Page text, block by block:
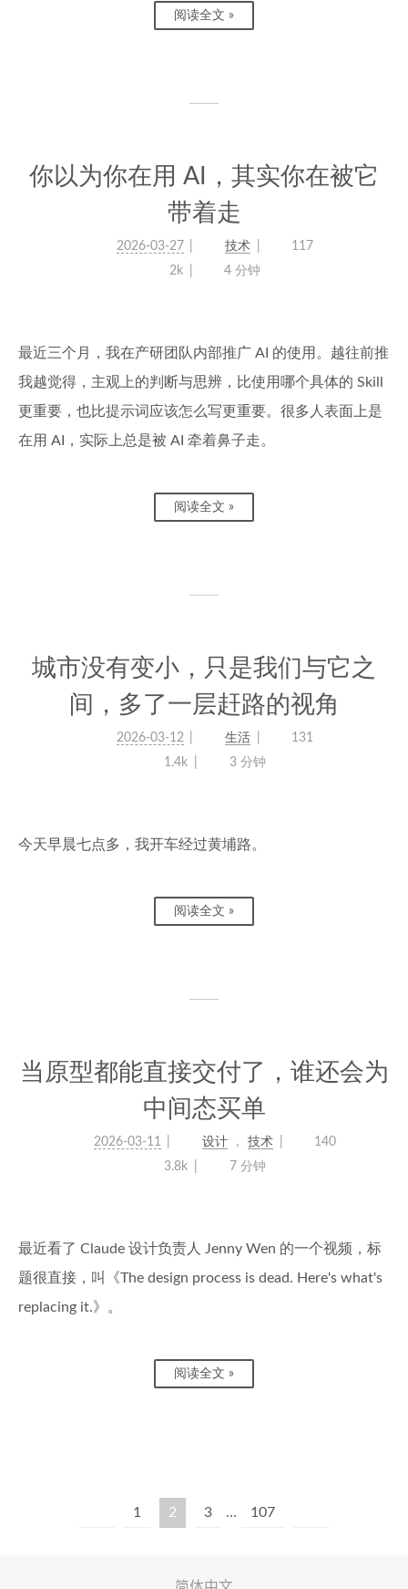
阅读全文 »
你以为你在用 AI，其实你在被它
带着走
2026-03-27 技术
117
2k
4 分钟
最近三个月，我在产研团队内部推广 AI 的使用。越往前推
我越觉得，主观上的判断与思辨，比使用哪个具体的 Skill
更重要，也比提示词应该怎么写更重要。很多人表面上是
在用 AI，实际上总是被 AI 牵着鼻子走。
阅读全文 »
城市没有变小，只是我们与它之
间，多了一层赶路的视角
2026-03-12 生活
131
1.4k
3 分钟
今天早晨七点多，我开车经过黄埔路。
阅读全文 »
当原型都能直接交付了，谁还会为
中间态买单
2026-03-11 设计 ， 技术
140
3.8k
7 分钟
最近看了 Claude 设计负责人 Jenny Wen 的一个视频，标
题很直接，叫《The design process is dead. Here's what's
replacing it.》。
阅读全文 »
1 2 3 … 107